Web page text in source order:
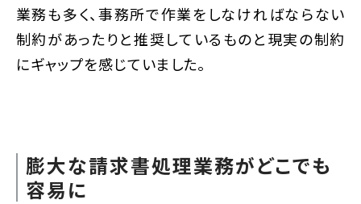
業務も多く、事務所で作業をしなければならない
制約があったりと推奨しているものと現実の制約
にギャップを感じていました。
膨大な請求書処理業務がどこでも
容易に